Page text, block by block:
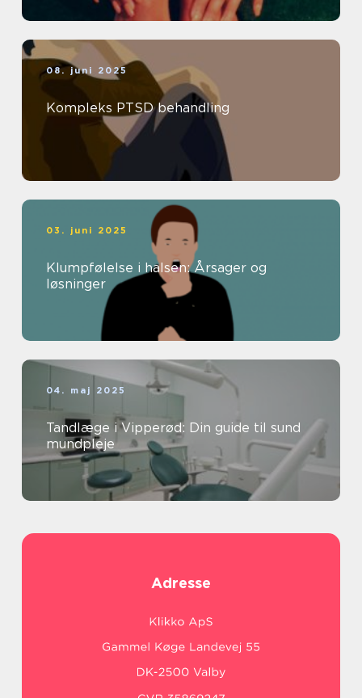
08. juni 2025
Kompleks PTSD behandling
03. juni 2025
Klumpfølelse i halsen: Årsager og
løsninger
04. maj 2025
Tandlæge i Vipperød: Din guide til sund
mundpleje
Adresse